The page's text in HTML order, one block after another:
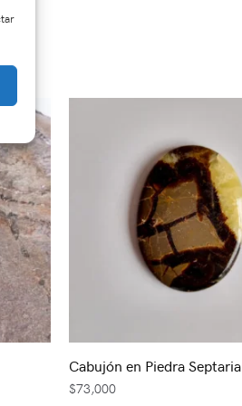
Cabujón en Piedra Septaria
$73,000